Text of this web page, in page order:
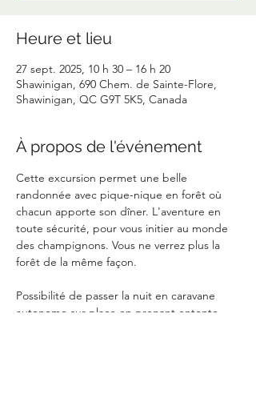
Heure et lieu
27 sept. 2025, 10 h 30 – 16 h 20
Shawinigan, 690 Chem. de Sainte-Flore,
Shawinigan, QC G9T 5K5, Canada
À propos de l'événement
Cette excursion permet une belle
randonnée avec pique-nique en forêt où
chacun apporte son dîner. L'aventure en
toute sécurité, pour vous initier au monde
des champignons. Vous ne verrez plus la
forêt de la même façon.
Possibilité de passer la nuit en caravane
autonome sur place en prenant entente